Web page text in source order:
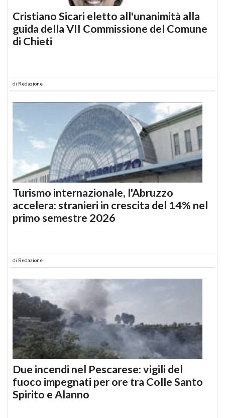
Cristiano Sicari eletto all'unanimità alla
guida della VII Commissione del Comune
di Chieti
di Redazione
Turismo internazionale, l'Abruzzo
accelera: stranieri in crescita del 14% nel
primo semestre 2026
di Redazione
Due incendi nel Pescarese: vigili del
fuoco impegnati per ore tra Colle Santo
Spirito e Alanno